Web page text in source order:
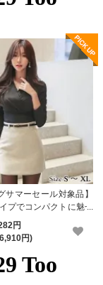
サマーセール対象品】
プでコンパクトに魅せ
ーデセット(キャバドレ
円
円)